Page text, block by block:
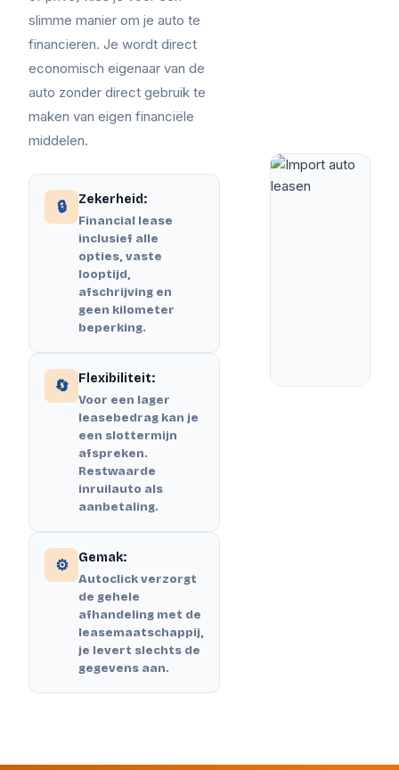
slimme manier om je auto te
financieren. Je wordt direct
economisch eigenaar van de
auto zonder direct gebruik te
maken van eigen financiële
middelen.
🔒 Zekerheid:
Financial lease
inclusief alle
opties, vaste
looptijd,
afschrijving en
geen kilometer
beperking.
🔄 Flexibiliteit:
Voor een lager
leasebedrag kan je
een slottermijn
afspreken.
Restwaarde
inruilauto als
aanbetaling.
⚙️ Gemak:
Autoclick verzorgt
de gehele
afhandeling met de
leasemaatschappij,
je levert slechts de
gegevens aan.